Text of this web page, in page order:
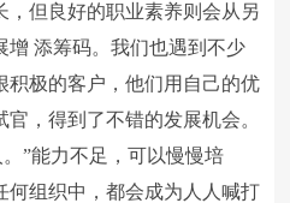
，但良好的职业素养则会从另
增 添筹码。我们也遇到不少
积极的客户，他们用自己的优
，得到了不错的发展机会。
”能力不足，可以慢慢培
何组织中，都会成为人人喊打